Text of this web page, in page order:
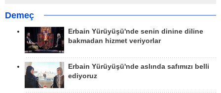
Demeç
Erbain Yürüyüşü'nde senin dinine diline
bakmadan hizmet veriyorlar
Erbain Yürüyüşü'nde aslında safımızı belli
ediyoruz